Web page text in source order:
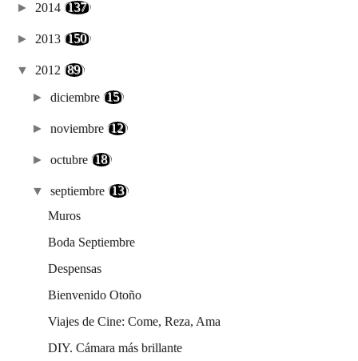
► 2014 (137)
► 2013 (150)
▼ 2012 (89)
►diciembre (15)
►noviembre (12)
►octubre (18)
▼septiembre (13)
Muros
Boda Septiembre
Despensas
Bienvenido Otoño
Viajes de Cine: Come, Reza, Ama
DIY. Cámara más brillante